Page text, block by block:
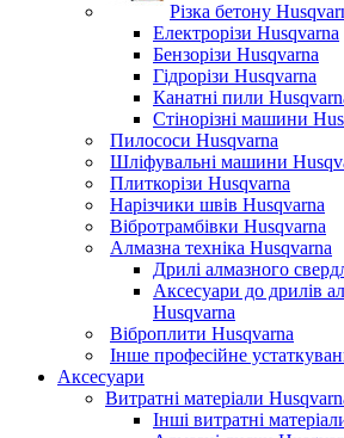
Різка бетону
Електрорізи Husqvarna
Бензорізи Husqvarna
Гідрорізи Husqvarna
Канатні пили
Стінорізні машини
Пилососи Husqvarna
Шліфувальні машини
Плиткорізи Husqvarna
Нарізчики швів Husqvarna
Вібротрамбівки Husqvarna
Алмазна техніка Husqvarna
Дрилі алмазного
Аксесуари до дрилів
Husqvarna
Віброплити Husqvarna
Інше професійне
Аксесуари
Витратні матеріали
Інші витратні